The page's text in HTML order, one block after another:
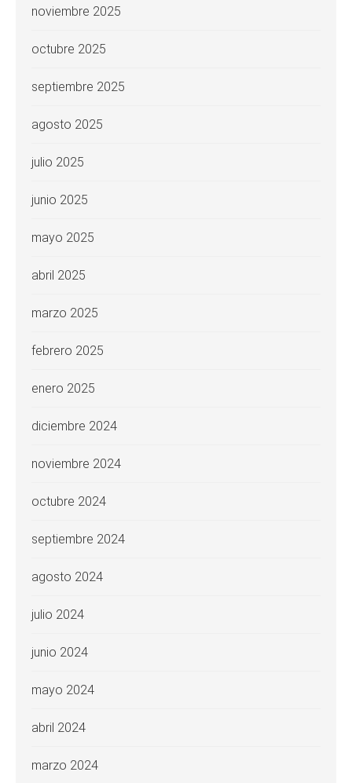
noviembre 2025
octubre 2025
septiembre 2025
agosto 2025
julio 2025
junio 2025
mayo 2025
abril 2025
marzo 2025
febrero 2025
enero 2025
diciembre 2024
noviembre 2024
octubre 2024
septiembre 2024
agosto 2024
julio 2024
junio 2024
mayo 2024
abril 2024
marzo 2024